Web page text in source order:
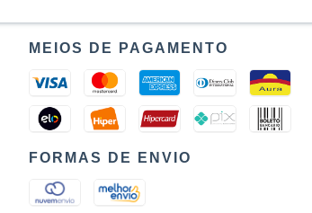
MEIOS DE PAGAMENTO
FORMAS DE ENVIO